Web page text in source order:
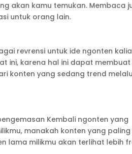
akan kamu temukan. Membaca
untuk orang lain.
revrensi untuk ide ngonten
ini, karena hal ini dapat membuat
konten yang sedang trend
Kembali ngonten yang
manakah konten yang paling
lama milikmu akan terlihat lebih